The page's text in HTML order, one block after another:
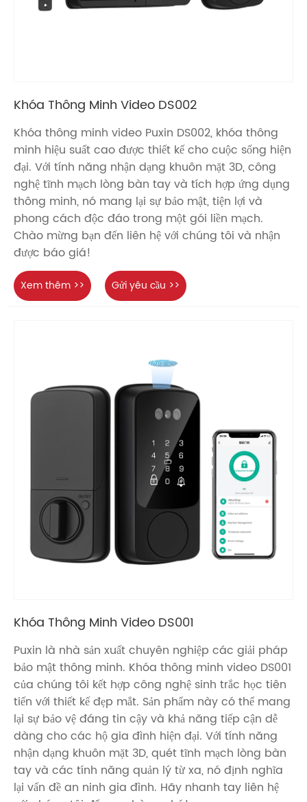
Khóa Thông Minh Video DS002
Khóa thông minh video Puxin DS002, khóa thông
minh hiệu suất cao được thiết kế cho cuộc sống hiện
đại. Với tính năng nhận dạng khuôn mặt 3D, công
nghệ tĩnh mạch lòng bàn tay và tích hợp ứng dụng
thông minh, nó mang lại sự bảo mật, tiện lợi và
phong cách độc đáo trong một gói liền mạch.
Chào mừng bạn đến liên hệ với chúng tôi và nhận
được báo giá!
Xem thêm >> Gửi yêu cầu >>
Khóa Thông Minh Video DS001
Puxin là nhà sản xuất chuyên nghiệp các giải pháp
bảo mật thông minh. Khóa thông minh video DS001
của chúng tôi kết hợp công nghệ sinh trắc học tiên
tiến với thiết kế đẹp mắt. Sản phẩm này có thể mang
lại sự bảo vệ đáng tin cậy và khả năng tiếp cận dễ
dàng cho các hộ gia đình hiện đại. Với tính năng
nhận dạng khuôn mặt 3D, quét tĩnh mạch lòng bàn
tay và các tính năng quản lý từ xa, nó định nghĩa
lại vấn đề an ninh gia đình. Hãy nhanh tay liên hệ